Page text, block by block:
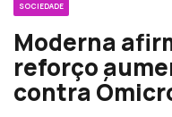
SOCIEDADE
Moderna
reforço
contra